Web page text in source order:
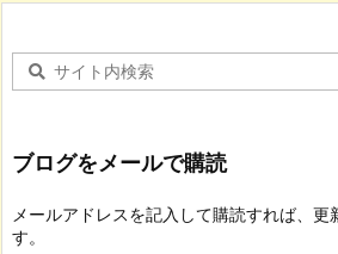
ブログをメールで購読
メールアドレスを記入して購読すれば、更
す。